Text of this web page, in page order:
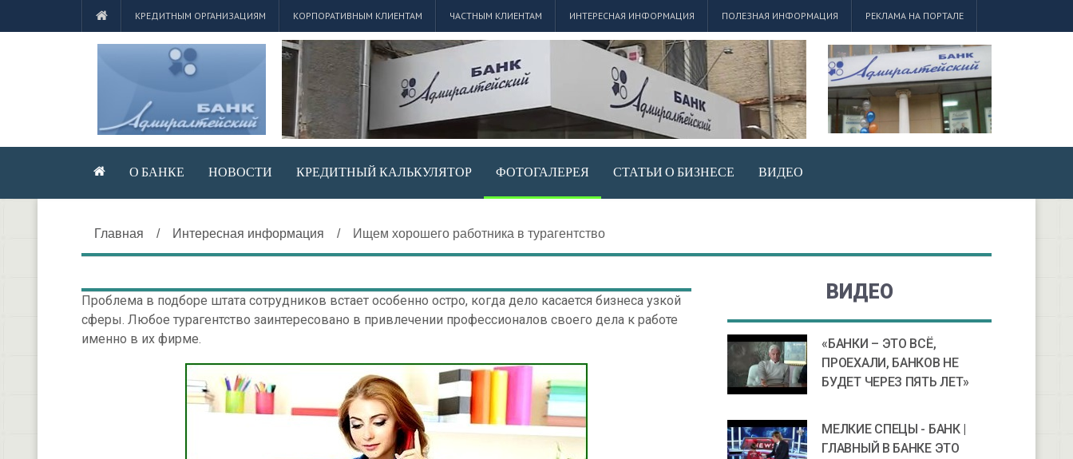
КРЕДИТНЫМ ОРГАНИЗАЦИЯМ КОРПОРАТИВНЫМ КЛИЕНТАМ ЧАСТНЫМ КЛИЕНТАМ ИНТЕРЕСНАЯ ИНФОРМАЦИЯ ПОЛЕЗНАЯ ИНФОРМАЦИЯ РЕКЛАМА НА ПОРТАЛЕ
О БАНКЕ НОВОСТИ КРЕДИТНЫЙ КАЛЬКУЛЯТОР ФОТОГАЛЕРЕЯ СТАТЬИ О БИЗНЕСЕ ВИДЕО
Главная / Интересная информация / Ищем хорошего работника в турагентство
Проблема в подборе штата сотрудников встает особенно остро, когда дело касается бизнеса узкой
сферы. Любое турагентство заинтересовано в привлечении профессионалов своего дела к работе
именно в их фирме.
ВИДЕО
«БАНКИ – ЭТО ВСЁ,
ПРОЕХАЛИ, БАНКОВ НЕ
БУДЕТ ЧЕРЕЗ ПЯТЬ ЛЕТ»
МЕЛКИЕ СПЕЦЫ - БАНК |
ГЛАВНЫЙ В БАНКЕ ЭТО